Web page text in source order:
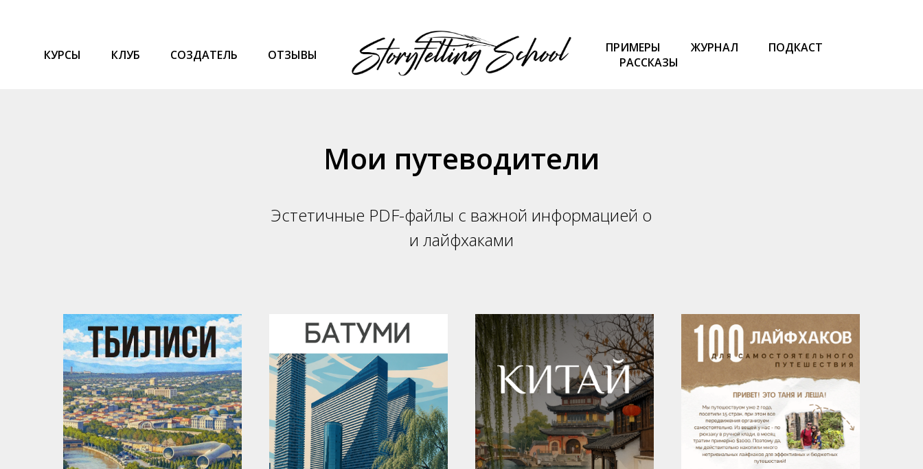
КУРСЫ КЛУБ СОЗДАТЕЛЬ ОТЗЫВЫ ПРИМЕРЫ ЖУРНАЛ
ПОДКАСТ
РАССКАЗЫ
Мои путеводители
Эстетичные PDF-файлы с важной информацией о
и лайфхаками